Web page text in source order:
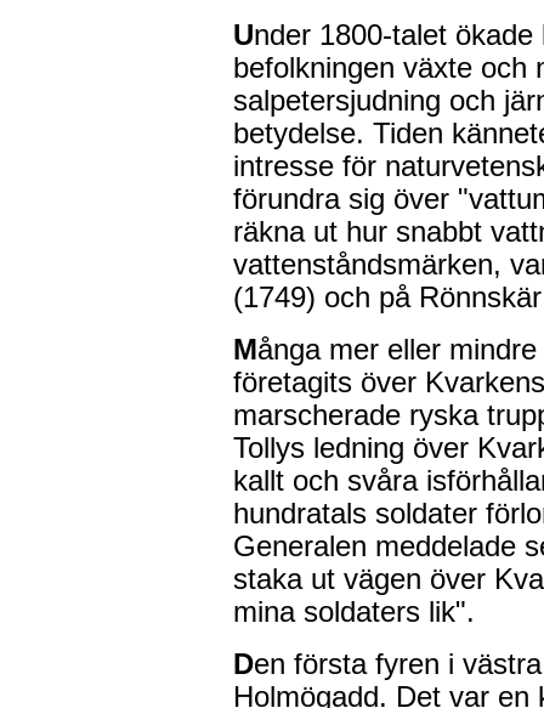
Under 1800-talet
befolkningen växte och
salpetersjudning och
betydelse. Tiden
intresse för
förundra sig över
räkna ut hur snabbt
vattenståndsmärken,
(1749) och på
Många mer eller
företagits över
marscherade ryska
Tollys ledning över
kallt och svåra
hundratals soldater
Generalen meddelade
staka ut vägen över
mina soldaters lik".
Den första fyren i
Holmögadd. Det var en